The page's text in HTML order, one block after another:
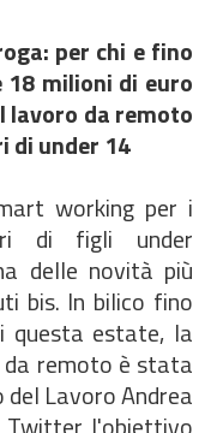
per chi e fino
milioni di euro
da remoto
di under 14
working per i
di figli under
delle novità più
bis. In bilico fino
questa estate, la
remoto è stata
Lavoro Andrea